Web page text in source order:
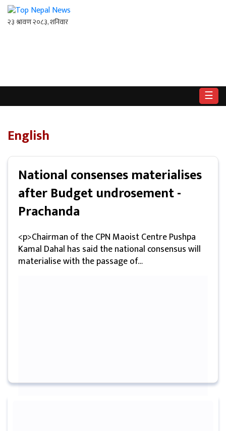
☰
राजनीति
अर्थ
खेलकुद
विश्व
बिचार
अन्तर्वाता
मनोरन्जन
प्रबास
English
National consenses materialises
after Budget undrosement -
Prachanda
<p>Chairman of the CPN Maoist Centre Pushpa
Kamal Dahal has said the national consensus will
materialise with the passage of…